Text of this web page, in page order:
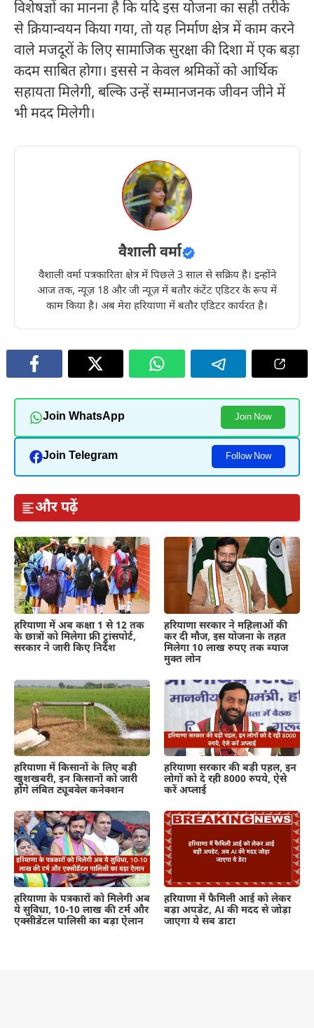
विशेषज्ञों का मानना है कि यदि इस योजना का सही तरीके
से क्रियान्वयन किया गया, तो यह निर्माण क्षेत्र में काम करने
वाले मजदूरों के लिए सामाजिक सुरक्षा की दिशा में एक बड़ा
कदम साबित होगा। इससे न केवल श्रमिकों को आर्थिक
सहायता मिलेगी, बल्कि उन्हें सम्मानजनक जीवन जीने में
भी मदद मिलेगी।
वैशाली वर्मा
वैशाली वर्मा पत्रकारिता क्षेत्र में पिछले 3 साल से सक्रिय है। इन्होंने
आज तक, न्यूज़ 18 और जी न्यूज़ में बतौर कंटेंट एडिटर के रूप में
काम किया है। अब मेरा हरियाणा में बतौर एडिटर कार्यरत है।
Join WhatsApp Join Now
Join Telegram Follow Now
और पढ़ें
हरियाणा में अब कक्षा 1 से 12 तक
के छात्रों को मिलेगा फ्री ट्रांसपोर्ट,
सरकार ने जारी किए निर्देश
हरियाणा सरकार ने महिलाओं की
कर दी मौज, इस योजना के तहत
मिलेगा 10 लाख रुपए तक ब्याज
मुक्त लोन
हरियाणा में किसानों के लिए बड़ी
खुशखबरी, इन किसानों को जारी
होंगे लंबित ट्यूबवेल कनेक्शन
हरियाणा सरकार की बड़ी पहल, इन
लोगों को दे रही 8000 रुपये, ऐसे
करें अप्लाई
हरियाणा के पत्रकारों को मिलेगी अब
ये सुविधा, 10-10 लाख की टर्म और
एक्सीडेंटल पालिसी का बड़ा ऐलान
हरियाणा में फैमिली आई को लेकर
बड़ा अपडेट, AI की मदद से जोड़ा
जाएगा ये सब डाटा